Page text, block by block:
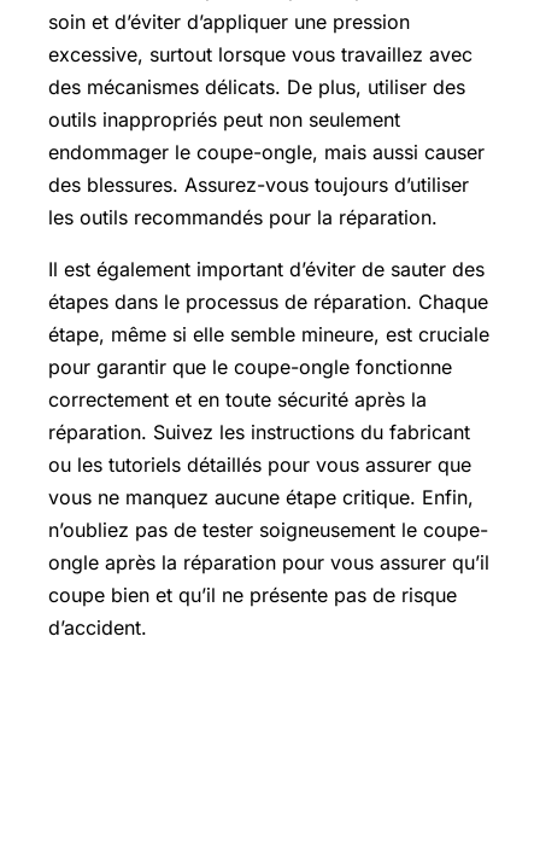
soin et d’éviter d’appliquer une pression
excessive, surtout lorsque vous travaillez avec
des mécanismes délicats. De plus, utiliser des
outils inappropriés peut non seulement
endommager le coupe-ongle, mais aussi causer
des blessures. Assurez-vous toujours d’utiliser
les outils recommandés pour la réparation.
Il est également important d’éviter de sauter des
étapes dans le processus de réparation. Chaque
étape, même si elle semble mineure, est cruciale
pour garantir que le coupe-ongle fonctionne
correctement et en toute sécurité après la
réparation. Suivez les instructions du fabricant
ou les tutoriels détaillés pour vous assurer que
vous ne manquez aucune étape critique. Enfin,
n’oubliez pas de tester soigneusement le coupe-
ongle après la réparation pour vous assurer qu’il
coupe bien et qu’il ne présente pas de risque
d’accident.